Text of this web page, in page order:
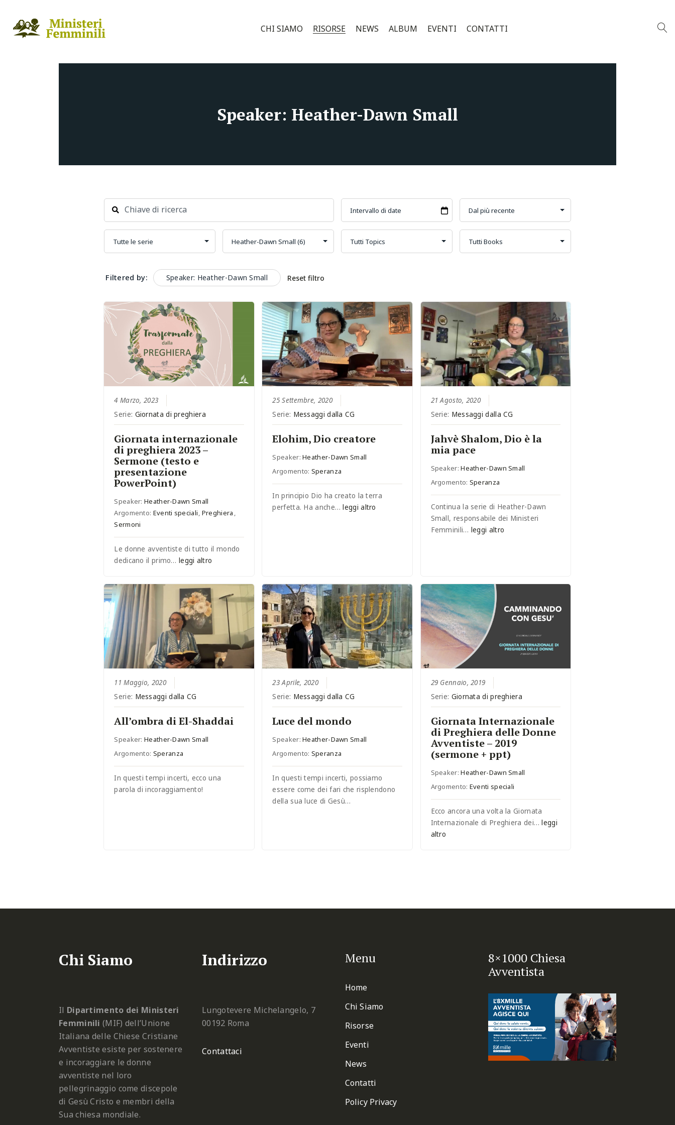
CHI SIAMO RISORSE NEWS ALBUM EVENTI CONTATTI
Speaker: Heather-Dawn Small
Filtered by: Speaker: Heather-Dawn Small Reset filtro
4 Marzo, 2023
Serie: Giornata di preghiera
Giornata internazionale
di preghiera 2023 –
Sermone (testo e
presentazione
PowerPoint)
Speaker:Heather-Dawn Small
Argomento: Eventi speciali, Preghiera ,
Sermoni
Le donne avventiste di tutto il mondo
dedicano il primo…leggi altro
25 Settembre, 2020
Serie: Messaggi dalla CG
Elohim, Dio creatore
Speaker:Heather-Dawn Small
Argomento: Speranza
In principio Dio ha creato la terra
perfetta. Ha anche…leggi altro
21 Agosto, 2020
Serie: Messaggi dalla CG
Jahvè Shalom, Dio è la
mia pace
Speaker:Heather-Dawn Small
Argomento: Speranza
Continua la serie di Heather-Dawn
Small, responsabile dei Ministeri
Femminili… leggi altro
11 Maggio, 2020
Serie: Messaggi dalla CG
All’ombra di El-Shaddai
Speaker:Heather-Dawn Small
Argomento: Speranza
In questi tempi incerti, ecco una
parola di incoraggiamento!
23 Aprile, 2020
Serie: Messaggi dalla CG
Luce del mondo
Speaker:Heather-Dawn Small
Argomento: Speranza
In questi tempi incerti, possiamo
essere come dei fari che risplendono
della sua luce di Gesù…
29 Gennaio, 2019
Serie: Giornata di preghiera
Giornata Internazionale
di Preghiera delle Donne
Avventiste – 2019
(sermone + ppt)
Speaker:Heather-Dawn Small
Argomento: Eventi speciali
Ecco ancora una volta la Giornata
Internazionale di Preghiera dei… leggi
altro
Chi Siamo
Il Dipartimento dei Ministeri
Femminili (MIF) dell’Unione
Italiana delle Chiese Cristiane
Avventiste esiste per sostenere
e incoraggiare le donne
avventiste nel loro
pellegrinaggio come discepole
di Gesù Cristo e membri della
Sua chiesa mondiale.
Indirizzo
Lungotevere Michelangelo, 7
00192 Roma
Contattaci
Menu
Home
Chi Siamo
Risorse
Eventi
News
Contatti
Policy Privacy
8×1000 Chiesa
Avventista